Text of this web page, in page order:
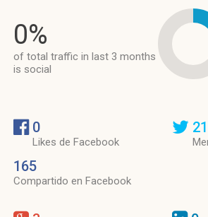
0%
of total traffic in last 3 months
is social
0
Likes de Facebook
165
Compartido en Facebook
21